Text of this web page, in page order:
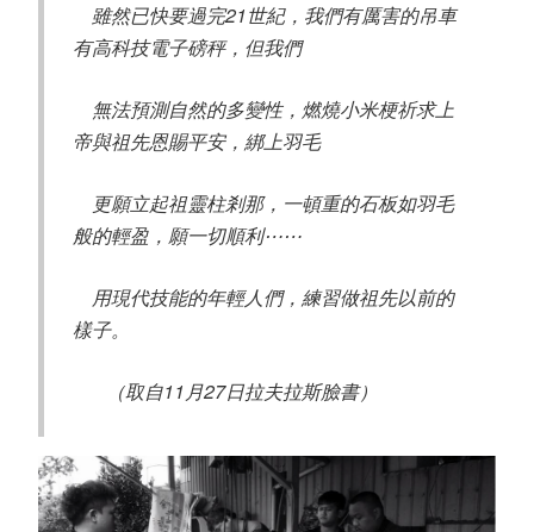
雖然已快要過完21世紀，我們有厲害的吊車
有高科技電子磅秤，但我們
無法預測自然的多變性，燃燒小米梗祈求上
帝與祖先恩賜平安，綁上羽毛
更願立起祖靈柱剎那，一頓重的石板如羽毛
般的輕盈，願一切順利⋯⋯
用現代技能的年輕人們，練習做祖先以前的
樣子。
（取自11月27日拉夫拉斯臉書）